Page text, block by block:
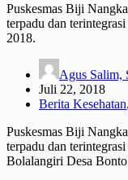
Puskesmas Biji
terpadu dan
2018.
Agus Salim,
Juli 22, 2018
Berita Kesehatan,
Puskesmas Biji
terpadu dan
Bolalangiri Desa